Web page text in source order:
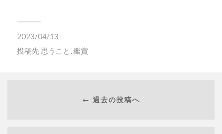
2023/04/13
投稿先 思うこと 鑑賞
← 過去の投稿へ